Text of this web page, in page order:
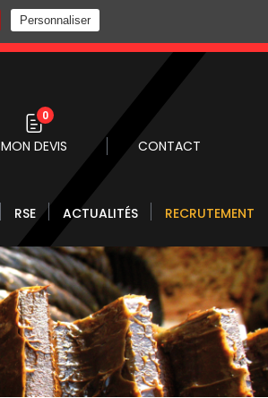
0
MON DEVIS CONTACT
RSE ACTUALITÉS RECRUTEMENT
Personnaliser